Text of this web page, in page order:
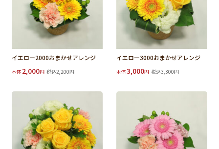
イエロー2000おまかせアレンジ
本体 2,000円 税込2,200円
イエロー3000おまかせアレンジ
本体3,000円 税込3,300円